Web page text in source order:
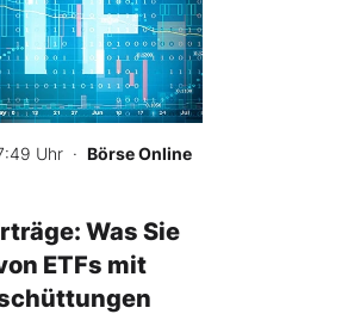
Musterdepots
Konto
Uhr · Börse Online
Was Sie
ETFs mit